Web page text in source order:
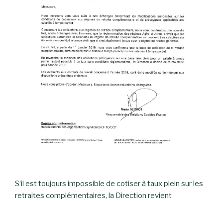
S’il est toujours impossible de cotiser à taux plein sur les
retraites complémentaires, la Direction revient